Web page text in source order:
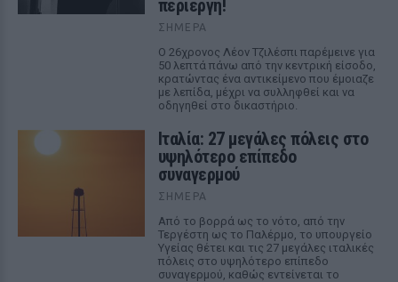
περίεργη!
ΣΉΜΕΡΑ
Ο 26χρονος Λέον Τζιλέσπι παρέμεινε για
50 λεπτά πάνω από την κεντρική είσοδο,
κρατώντας ένα αντικείμενο που έμοιαζε
με λεπίδα, μέχρι να συλληφθεί και να
οδηγηθεί στο δικαστήριο.
Ιταλία: 27 μεγάλες πόλεις στο
υψηλότερο επίπεδο
συναγερμού
ΣΉΜΕΡΑ
Από το βορρά ως το νότο, από την
Τεργέστη ως το Παλέρμο, το υπουργείο
Υγείας θέτει και τις 27 μεγάλες ιταλικές
πόλεις στο υψηλότερο επίπεδο
συναγερμού, καθώς εντείνεται το